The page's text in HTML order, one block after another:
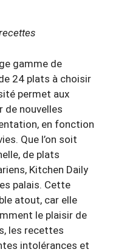
gamme de
24 plats à choisir
permet aux
de nouvelles
en fonction
Que l’on soit
de plats
Kitchen Daily
palais. Cette
atout, car elle
le plaisir de
les recettes
intolérances et